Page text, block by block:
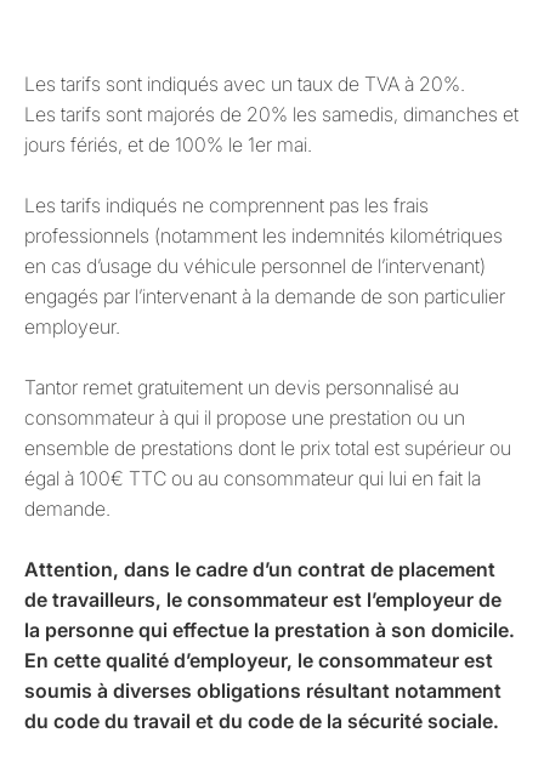
Les tarifs sont indiqués avec un taux de TVA à 20%.
Les tarifs sont majorés de 20% les samedis, dimanches et
jours fériés, et de 100% le 1er mai.
Les tarifs indiqués ne comprennent pas les frais
professionnels (notamment les indemnités kilométriques
en cas d’usage du véhicule personnel de l’intervenant)
engagés par l’intervenant à la demande de son particulier
employeur.
Tantor remet gratuitement un devis personnalisé au
consommateur à qui il propose une prestation ou un
ensemble de prestations dont le prix total est supérieur ou
égal à 100€ TTC ou au consommateur qui lui en fait la
demande.
Attention, dans le cadre d’un contrat de placement
de travailleurs, le consommateur est l’employeur de
la personne qui effectue la prestation à son domicile.
En cette qualité d’employeur, le consommateur est
soumis à diverses obligations résultant notamment
du code du travail et du code de la sécurité sociale.